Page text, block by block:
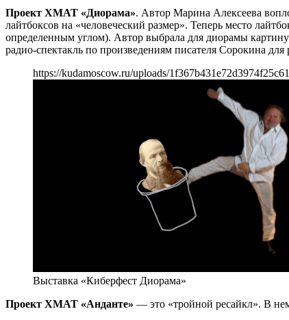
Проект ХМАТ «Диорама». Автор Марина Алексеева
лайтбоксов на «человеческий размер». Теперь место
определенным углом). Автор выбрала для диорамы
радио-спектакль по произведениям писателя Сорокина
https://kudamoscow.ru/uploads/
Выставка «Киберфест Диорама»
Проект ХМАТ «Анданте» — это «тройной ресайкл». В